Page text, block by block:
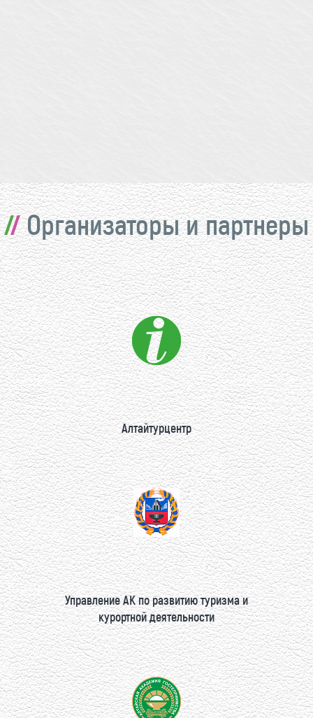
Организаторы и партнеры
Алтайтурцентр
Управление АК по развитию туризма и
курортной деятельности